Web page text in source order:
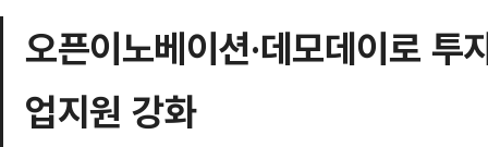
오픈이노베이션·데모데이로 투
업지원 강화